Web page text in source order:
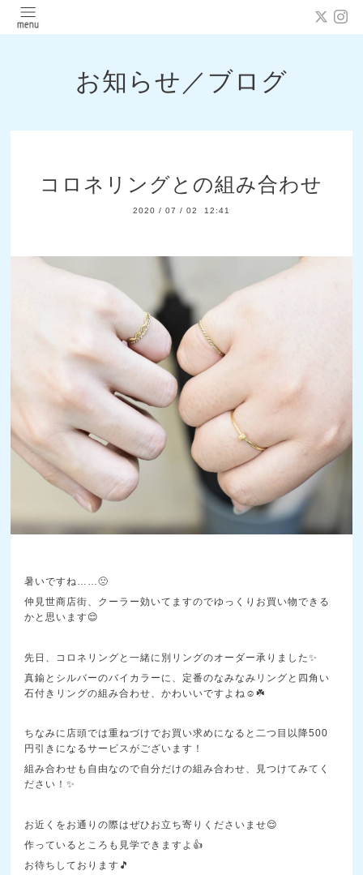
お知らせ／ブログ
コロネリングとの組み合わせ
2020 / 07 / 02 12:41
暑いですね……🙁
仲見世商店街、クーラー効いてますのでゆっくりお買い物できる
かと思います😌
先日、コロネリングと一緒に別リングのオーダー承りました✨
真鍮とシルバーのバイカラーに、定番のなみなみリングと四角い
石付きリングの組み合わせ、かわいいですよね☺️☘️
ちなみに店頭では重ねづけでお買い求めになると二つ目以降500
円引きになるサービスがございます！
組み合わせも自由なので自分だけの組み合わせ、見つけてみてく
ださい！✨
お近くをお通りの際はぜひお立ち寄りくださいませ😌
作っているところも見学できますよ👍️
お待ちしております🎵